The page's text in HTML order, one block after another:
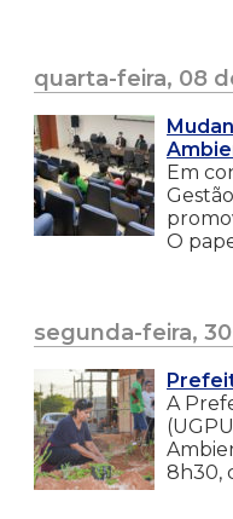
quarta-feira, 08
Em
O
segunda-feira,
A
8h30,